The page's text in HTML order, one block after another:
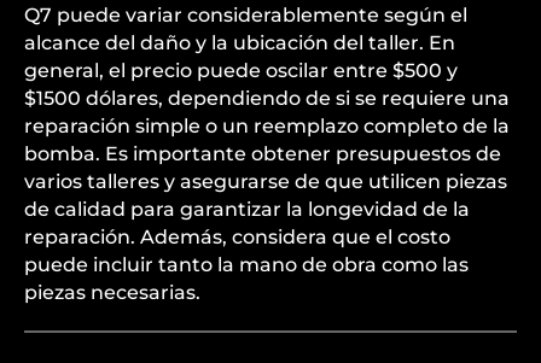
Q7 puede variar considerablemente según el
alcance del daño y la ubicación del taller. En
general, el precio puede oscilar entre $500 y
$1500 dólares, dependiendo de si se requiere una
reparación simple o un reemplazo completo de la
bomba. Es importante obtener presupuestos de
varios talleres y asegurarse de que utilicen piezas
de calidad para garantizar la longevidad de la
reparación. Además, considera que el costo
puede incluir tanto la mano de obra como las
piezas necesarias.